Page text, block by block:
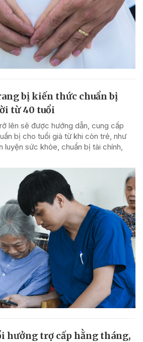
bị kiến thức chuẩn bị
từ 40 tuổi
lên sẽ được hướng dẫn, cung cấp
bị cho tuổi già từ khi còn trẻ, như
luyện sức khỏe, chuẩn bị tài chính,
hưởng trợ cấp hằng tháng,